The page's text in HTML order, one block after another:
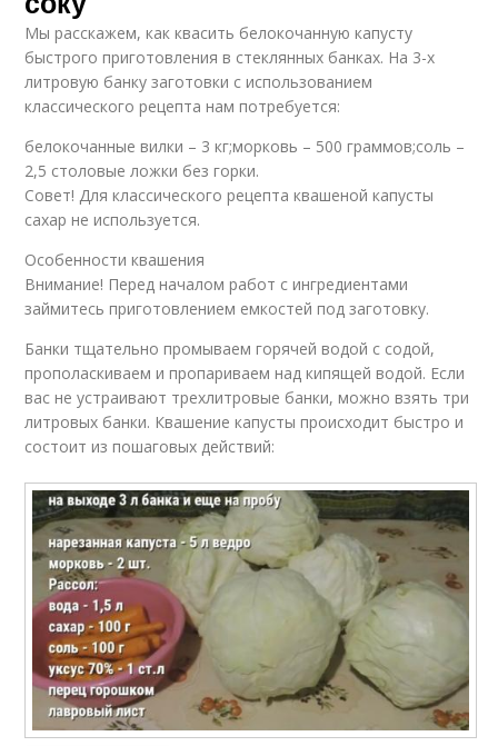
Мы расскажем, как квасить белокочанную капусту
быстрого приготовления в стеклянных банках. На 3-х
литровую банку заготовки с использованием
классического рецепта нам потребуется:
белокочанные вилки – 3 кг;морковь – 500 граммов;соль –
2,5 столовые ложки без горки.
Совет! Для классического рецепта квашеной капусты
сахар не используется.
Особенности квашения
Внимание! Перед началом работ с ингредиентами
займитесь приготовлением емкостей под заготовку.
Банки тщательно промываем горячей водой с содой,
прополаскиваем и пропариваем над кипящей водой. Если
вас не устраивают трехлитровые банки, можно взять три
литровых банки. Квашение капусты происходит быстро и
состоит из пошаговых действий: